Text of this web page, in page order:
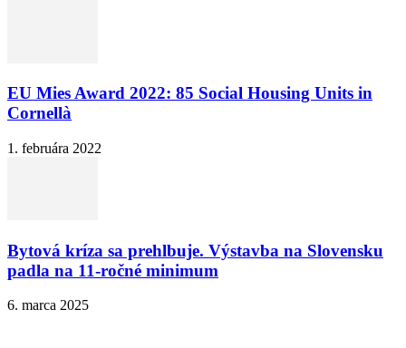
EU Mies Award 2022: 85 Social Housing Units in
Cornellà
1. februára 2022
Bytová kríza sa prehlbuje. Výstavba na Slovensku
padla na 11-ročné minimum
6. marca 2025